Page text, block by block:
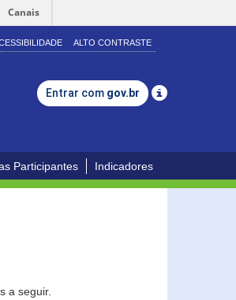
Canais
ALTO CONTRASTE
Entrar com gov.br
Participantes Indicadores
a seguir.